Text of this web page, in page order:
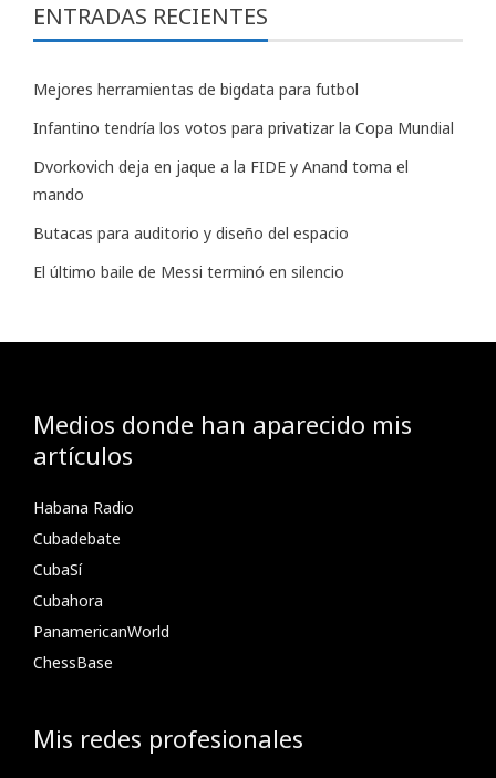
ENTRADAS RECIENTES
Mejores herramientas de bigdata para futbol
Infantino tendría los votos para privatizar la Copa Mundial
Dvorkovich deja en jaque a la FIDE y Anand toma el
mando
Butacas para auditorio y diseño del espacio
El último baile de Messi terminó en silencio
Medios donde han aparecido mis
artículos
Habana Radio
Cubadebate
CubaSí
Cubahora
PanamericanWorld
ChessBase
Mis redes profesionales